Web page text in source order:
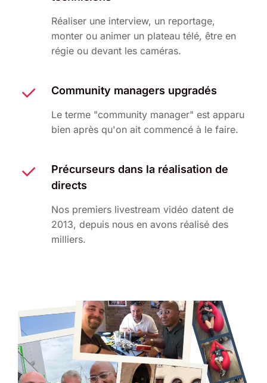
Réaliser une interview, un reportage,
monter ou animer un plateau télé, être en
régie ou devant les caméras.
Community managers upgradés
Le terme "community manager" est apparu
bien après qu'on ait commencé à le faire.
Précurseurs dans la réalisation de
directs
Nos premiers livestream vidéo datent de
2013, depuis nous en avons réalisé des
milliers.